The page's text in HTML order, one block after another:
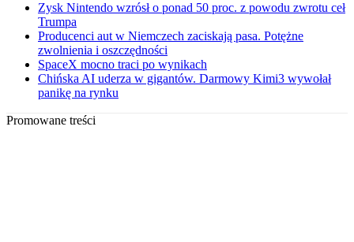
Zysk Nintendo wzrósł o ponad 50 proc. z powodu zwrotu ceł
Trumpa
Producenci aut w Niemczech zaciskają pasa. Potężne
zwolnienia i oszczędności
SpaceX mocno traci po wynikach
Chińska AI uderza w gigantów. Darmowy Kimi3 wywołał
panikę na rynku
Promowane treści